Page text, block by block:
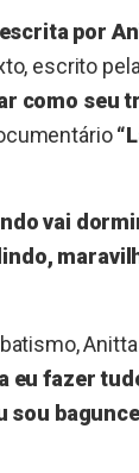
por
escrito
como seu
vai
eu fazer
sou